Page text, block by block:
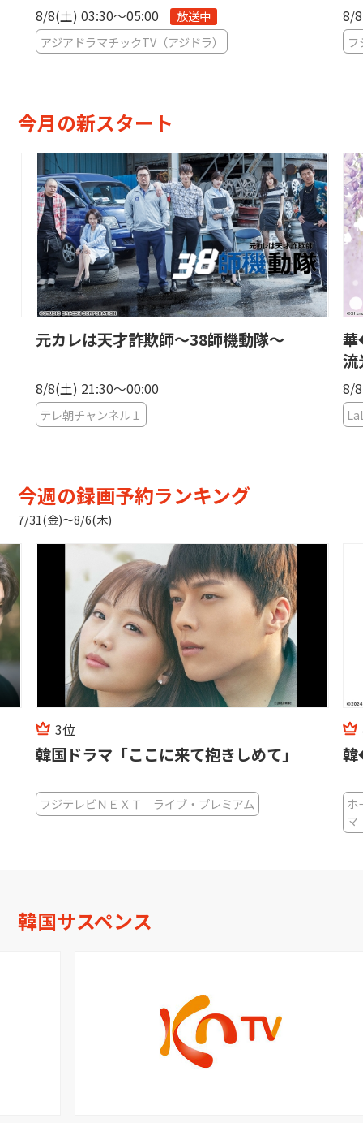
8/8(土) 03:30〜05:00
アジアドラマチックTV（アジドラ）
8/
今月の新スタート
元カレは天才詐欺師〜38師機動隊〜
8/8(土) 21:30〜00:00
テレ朝チャンネル１
華
流
8/
今週の録画予約ランキング
7/31(金)〜8/6(木)
3位
韓国ドラマ「ここに来て抱きしめて」
フジテレビＮＥＸＴ ライブ・プレミアム
韓
ホ
マ
韓国サスペンス